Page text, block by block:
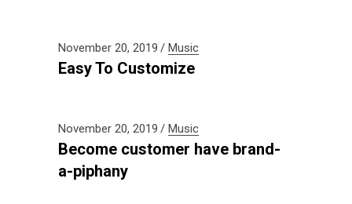
November 20, 2019 Music
Easy To Customize
November 20, 2019 Music
Become customer have brand-
a-piphany